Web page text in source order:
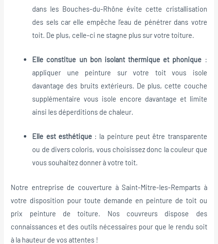
dans les Bouches-du-Rhône évite cette cristallisation
des sels car elle empêche l’eau de pénétrer dans votre
toit. De plus, celle-ci ne stagne plus sur votre toiture.
Elle constitue un bon isolant thermique et phonique :
appliquer une peinture sur votre toit vous isole
davantage des bruits extérieurs. De plus, cette couche
supplémentaire vous isole encore davantage et limite
ainsi les déperditions de chaleur.
Elle est esthétique: la peinture peut être transparente
ou de divers coloris, vous choisissez donc la couleur que
vous souhaitez donner à votre toit.
Notre entreprise de couverture à Saint-Mitre-les-Remparts à
votre disposition pour toute demande en peinture de toit ou
prix peinture de toiture. Nos couvreurs dispose des
connaissances et des outils nécessaires pour que le rendu soit
à la hauteur de vos attentes !